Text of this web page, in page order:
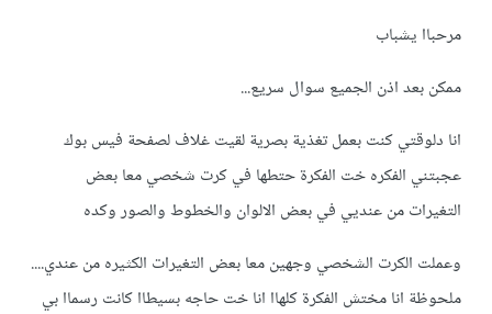
مرحباا يشباب
ممكن بعد اذن الجميع سوال سريع...
انا دلوقتي كنت بعمل تغذية بصرية لقيت غلاف لصفحة فيس بوك
عجبتني الفكره خت الفكرة حتطها في كرت شخصي معا بعض
التغيرات من عنديي في بعض الالوان والخطوط والصور وكده
وعملت الكرت الشخصي وجهين معا بعض التغيرات الكثيره من عندي....
ملحوظة انا مختش الفكرة كلهاا انا خت حاجه بسيطاا كانت رسماا بي